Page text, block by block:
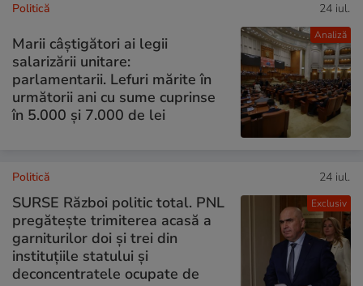
Analiză
Politică 24 iul.
Marii câștigători ai legii
salarizării unitare:
parlamentarii. Lefuri mărite în
următorii ani cu sume cuprinse
în 5.000 și 7.000 de lei
Exclusiv
Politică 24 iul.
SURSE Război politic total. PNL
pregătește trimiterea acasă a
garniturilor doi și trei din
instituțiile statului și
deconcentratele ocupate de